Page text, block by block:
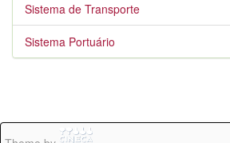
Sistema de Transporte
Sistema Portuário